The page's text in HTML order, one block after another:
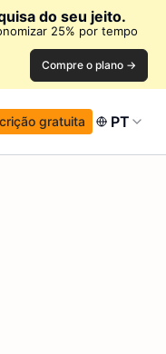
do seu jeito.
25% por tempo
Compre o plano →
gratuita PT